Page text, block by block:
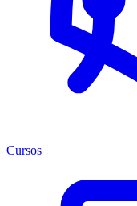
Cursos